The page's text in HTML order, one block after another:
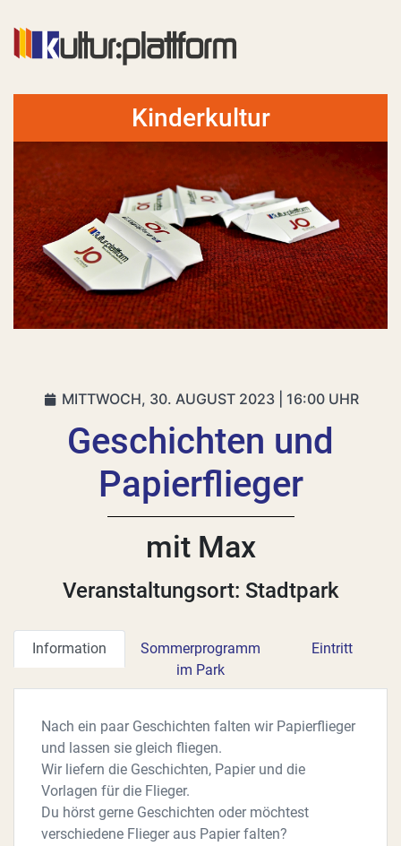
Kinderkultur
MITTWOCH, 30. AUGUST 2023 | 16:00 UHR
Geschichten und
Papierflieger
mit Max
Veranstaltungsort: Stadtpark
Information
Sommerprogramm
im Park
Eintritt
Nach ein paar Geschichten falten wir Papierflieger
und lassen sie gleich fliegen.
Wir liefern die Geschichten, Papier und die
Vorlagen für die Flieger.
Du hörst gerne Geschichten oder möchtest
verschiedene Flieger aus Papier falten?